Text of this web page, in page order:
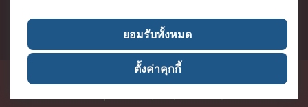
เกี่ยวกับ RS / About RS
อาชีพที่ RS / Careers
50 GMM Grammy Place, 19th Floor, Unit 1901-1904, Sukhumvit 21 Road
(Asoke), Klongtoey Nua, Wattana, Bangkok, Thailand 10110RS
ยอมรับทั้งหมด
ตั้งค่าคุกกี้